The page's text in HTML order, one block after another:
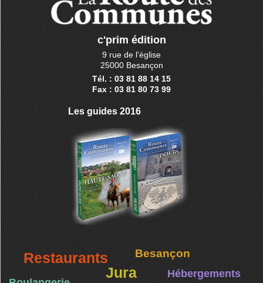
c'prim édition
9 rue de l'église
25000 Besançon
Tél. : 03 81 88 14 15
Fax : 03 81 80 73 99
Les guides 2016
Restaurants Besançon
Jura Hébergements